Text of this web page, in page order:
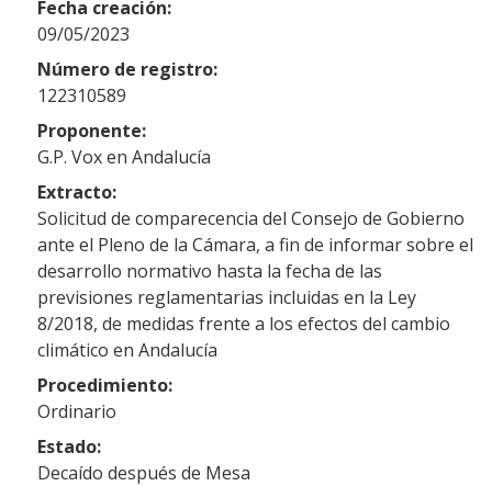
Fecha creación:
09/05/2023
Número de registro:
122310589
Proponente:
G.P. Vox en Andalucía
Extracto:
Solicitud de comparecencia del Consejo de Gobierno
ante el Pleno de la Cámara, a fin de informar sobre el
desarrollo normativo hasta la fecha de las
previsiones reglamentarias incluidas en la Ley
8/2018, de medidas frente a los efectos del cambio
climático en Andalucía
Procedimiento:
Ordinario
Estado:
Decaído después de Mesa